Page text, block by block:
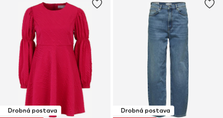
Drobná postava
Drobná postava